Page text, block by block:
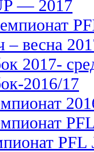
— 2017
– весна
2017-
2016/17
PFL